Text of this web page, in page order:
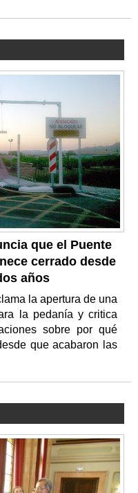
que el Puente
cerrado desde
años
la apertura de una
la pedanía y critica
sobre por qué
que acabaron las